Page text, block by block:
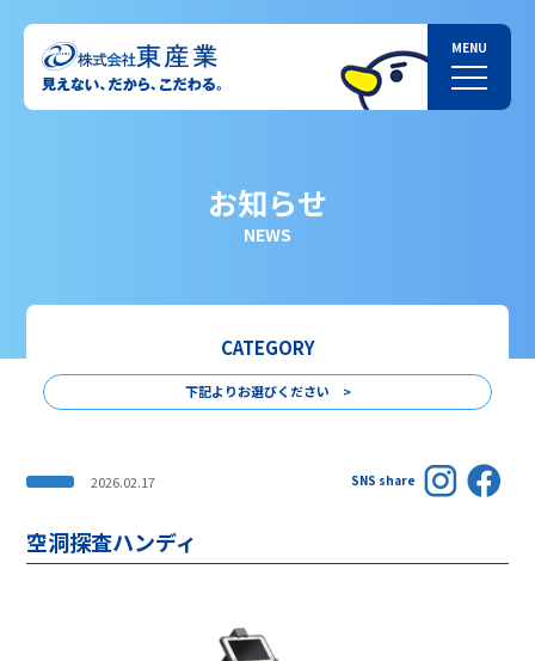
お知らせ
NEWS
CATEGORY
下記よりお選びください >
2026.02.17 SNS share
空洞探査ハンディ